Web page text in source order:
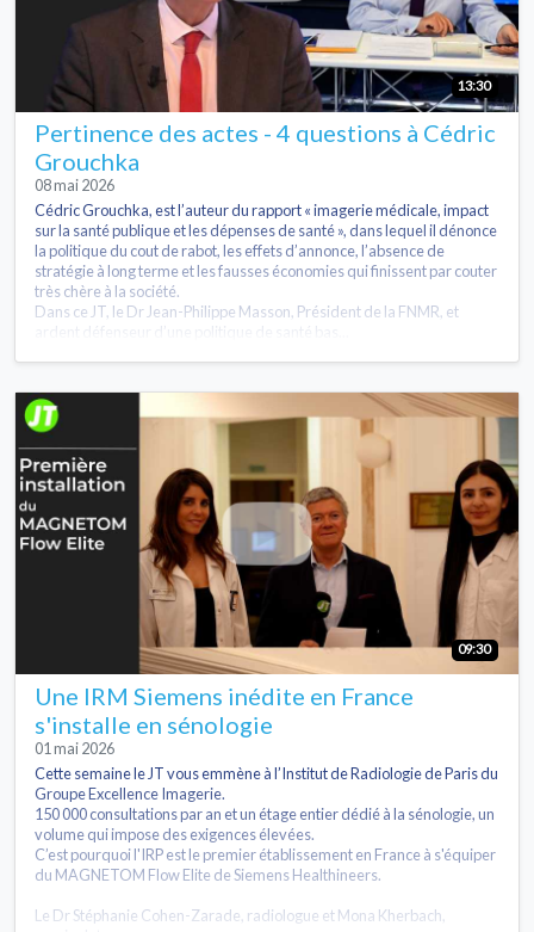
13:30
Pertinence des actes - 4 questions à Cédric
Grouchka
08 mai 2026
Cédric Grouchka, est l’auteur du rapport « imagerie médicale, impact
sur la santé publique et les dépenses de santé », dans lequel il dénonce
la politique du cout de rabot, les effets d’annonce, l’absence de
stratégie à long terme et les fausses économies qui finissent par couter
très chère à la société.
Dans ce JT, le Dr Jean-Philippe Masson, Président de la FNMR, et
ardent défenseur d’une politique de santé bas...
09:30
Une IRM Siemens inédite en France
s'installe en sénologie
01 mai 2026
Cette semaine le JT vous emmène à l’Institut de Radiologie de Paris du
Groupe Excellence Imagerie.
150 000 consultations par an et un étage entier dédié à la sénologie, un
volume qui impose des exigences élevées.
C’est pourquoi l'IRP est le premier établissement en France à s'équiper
du MAGNETOM Flow Elite de Siemens Healthineers.
Le Dr Stéphanie Cohen-Zarade, radiologue et Mona Kherbach,